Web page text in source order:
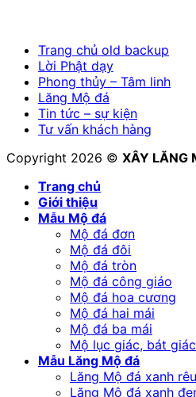
Trang chủ old backup
Lời Phật dạy
Phong thủy – Tâm linh
Lăng Mộ đá
Tin tức – sự kiện
Tư vấn khách hàng
Copyright 2026 © XÂY LĂNG
Trang chủ
Giới thiệu
Mẫu Mộ đá
Mộ đá đơn
Mộ đá đôi
Mộ đá tròn
Mộ đá công giáo
Mộ đá hoa cương
Mộ đá hai mái
Mộ đá ba mái
Mộ lục giác, bát giác
Mẫu Lăng Mộ đá
Lăng Mộ đá xanh rêu
Lăng Mộ đá xanh